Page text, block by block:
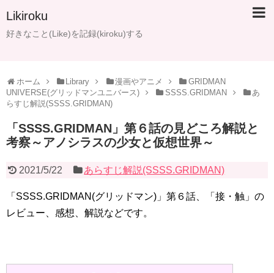
Likiroku
好きなこと(Like)を記録(kiroku)する
ホーム Library 漫画やアニメ
GRIDMAN
UNIVERSE(グリッドマンユニバース)
SSSS.GRIDMAN
あ
らすじ解説(SSSS.GRIDMAN)
「SSSS.GRIDMAN」第６話の見どころ解説と
考察～アノシラスの少女と仮想世界～
2021/5/22 あらすじ解説(SSSS.GRIDMAN)
「SSSS.GRIDMAN(グリッドマン)」第６話、「接・触」の
レビュー、感想、解説などです。